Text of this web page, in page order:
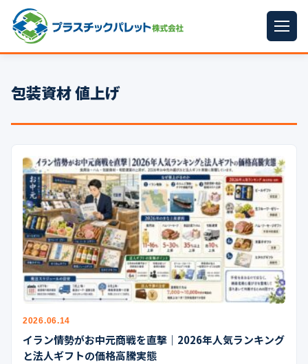
パレットサイズ
プラパレット ▼
コンテナ ▼
中古パレット
再生原料
梱包資材
イラン情勢まとめ ▼
公式ブログ
会社案内
包装資材 値上げ
2026.06.14
イラン情勢がお中元商戦を直撃｜2026年人気ランキング
と法人ギフトの価格高騰実態